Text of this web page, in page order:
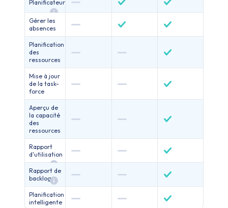
Planificateur
Gérer les
absences
Planification
des
ressources
Mise à jour
de la task-
force
Aperçu de
la capacité
des
ressources
Rapport
d'utilisation
Rapport de
backlog
Planification
intelligente